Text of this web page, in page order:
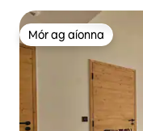
Mór ag aíonna
Mór ag aíonna